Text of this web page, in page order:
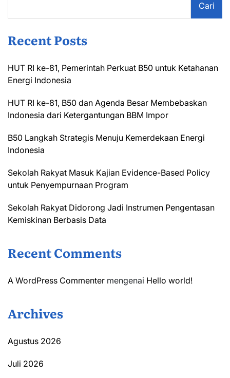
Cari
Recent Posts
HUT RI ke-81, Pemerintah Perkuat B50 untuk Ketahanan
Energi Indonesia
HUT RI ke-81, B50 dan Agenda Besar Membebaskan
Indonesia dari Ketergantungan BBM Impor
B50 Langkah Strategis Menuju Kemerdekaan Energi
Indonesia
Sekolah Rakyat Masuk Kajian Evidence-Based Policy
untuk Penyempurnaan Program
Sekolah Rakyat Didorong Jadi Instrumen Pengentasan
Kemiskinan Berbasis Data
Recent Comments
A WordPress Commenter mengenai Hello world!
Archives
Agustus 2026
Juli 2026